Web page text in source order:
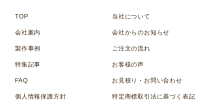
TOP 当社について
会社案内 会社からのお知らせ
製作事例 ご注文の流れ
特集記事 お客様の声
FAQ お見積り・お問い合わせ
個人情報保護方針 特定商標取引法に基づく表記